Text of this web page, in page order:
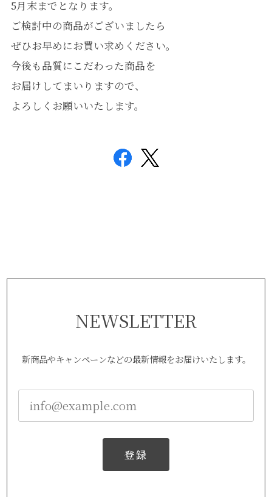
5月末までとなります。
ご検討中の商品がございましたら
ぜひお早めにお買い求めください。
今後も品質にこだわった商品を
お届けしてまいりますので、
よろしくお願いいたします。
NEWSLETTER
新商品やキャンペーンなどの最新情報をお届けいたします。
登録